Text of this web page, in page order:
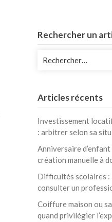
Rechercher un
Articles récents
Investissement
: arbitrer selon sa
Anniversaire
création manuelle à
Difficultés scolaires :
consulter un
Coiffure maison ou
quand privilégier